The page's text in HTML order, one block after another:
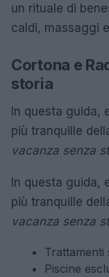
un rituale di
caldi, massaggi
Cortona e
storia
In questa guida,
più tranquille
vacanza senza
In questa guida,
più tranquille
vacanza senza
Trattamenti
Piscine